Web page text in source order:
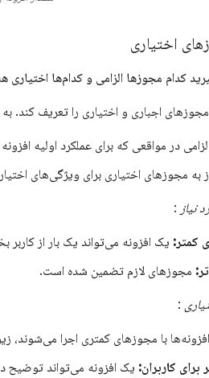
اختیاری
اجباری و اختیاری را تعریف کند.
در مواقعی که برای عملکرد اولیه
مجوزهای اختیاری برای ویژگی‌های
نیاز :
کمتر: یک افزونه می‌تواند یک بار از کاربر
مجوزهای لازم تضمین شده است.
:
افزونه‌ها با مجوزهای کمتری اجرا می‌شوند،
برای کاربران: یک افزونه می‌تواند توضیح